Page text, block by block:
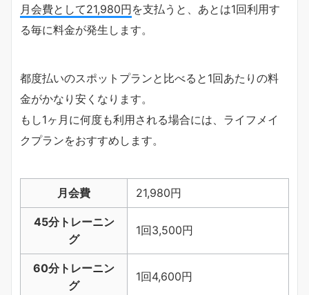
月会費として21,980円を支払うと、あとは1回利用す
る毎に料金が発生します。
都度払いのスポットプランと比べると1回あたりの料
金がかなり安くなります。
もし1ヶ月に何度も利用される場合には、ライフメイ
クプランをおすすめします。
月会費 21,980円
45分トレーニン
グ
1回3,500円
60分トレーニン
グ
1回4,600円